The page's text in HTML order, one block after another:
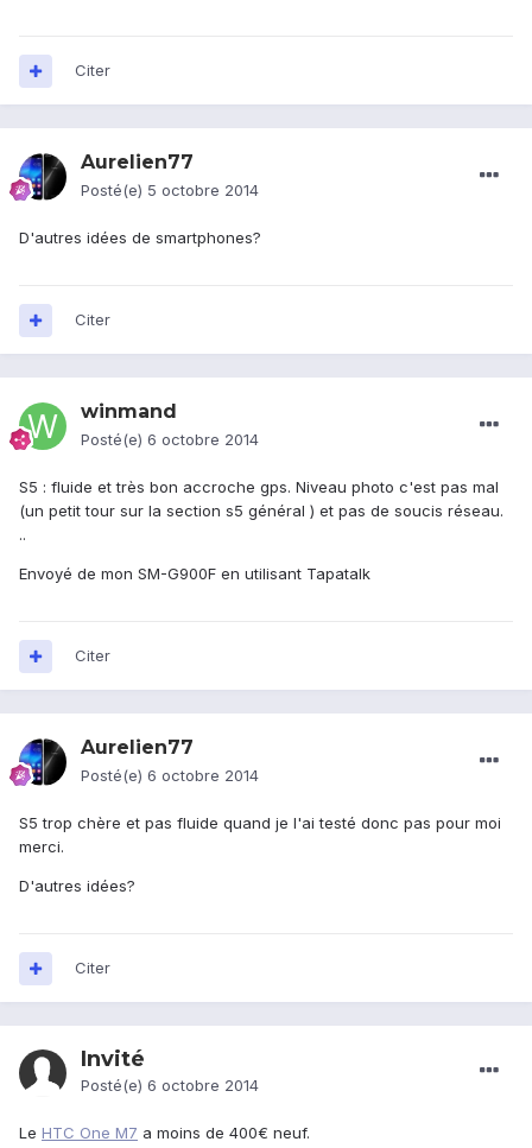
Citer
Aurelien77
Posté(e) 5 octobre 2014
D'autres idées de smartphones?
Citer
winmand
Posté(e) 6 octobre 2014
S5 : fluide et très bon accroche gps. Niveau photo c'est pas mal
(un petit tour sur la section s5 général ) et pas de soucis réseau.
..
Envoyé de mon SM-G900F en utilisant Tapatalk
Citer
Aurelien77
Posté(e) 6 octobre 2014
S5 trop chère et pas fluide quand je l'ai testé donc pas pour moi
merci.
D'autres idées?
Citer
Invité
Posté(e) 6 octobre 2014
Le HTC One M7 a moins de 400€ neuf.